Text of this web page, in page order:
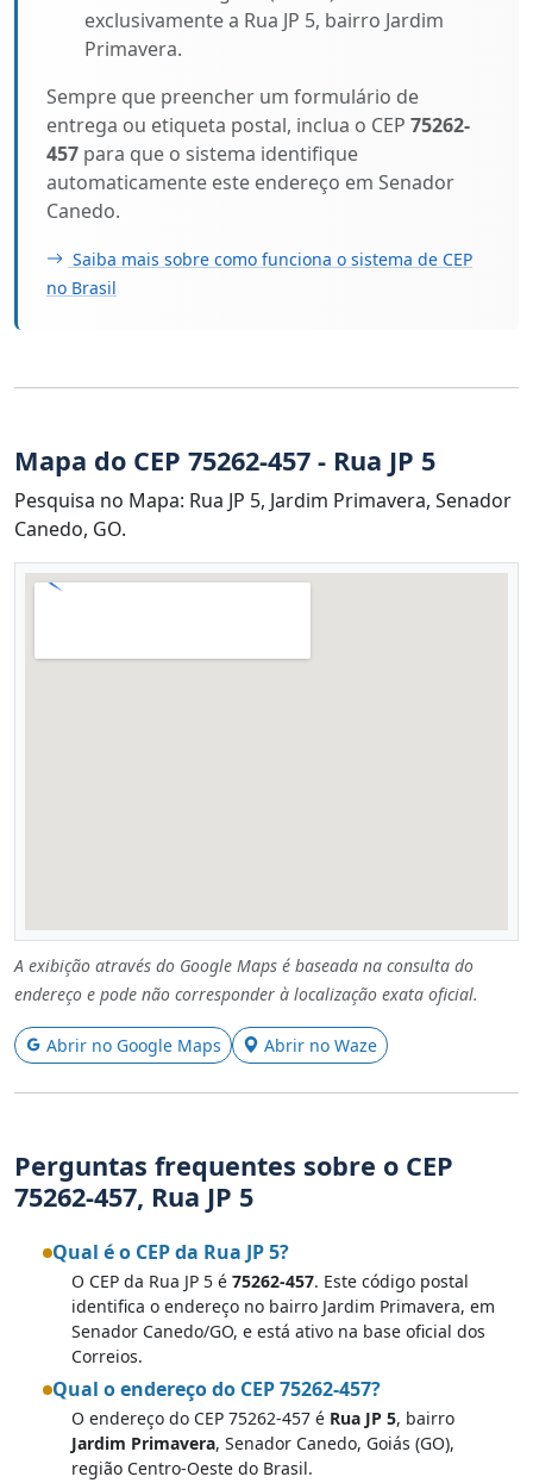
exclusivamente a Rua JP 5, bairro Jardim
Primavera.
Sempre que preencher um formulário de
entrega ou etiqueta postal, inclua o CEP 75262-
457 para que o sistema identifique
automaticamente este endereço em Senador
Canedo.
Saiba mais sobre como funciona o sistema de CEP
no Brasil
Mapa do CEP 75262-457 - Rua JP 5
Pesquisa no Mapa: Rua JP 5, Jardim Primavera, Senador
Canedo, GO.
A exibição através do Google Maps é baseada na consulta do
endereço e pode não corresponder à localização exata oficial.
Abrir no Google Maps Abrir no Waze
Perguntas frequentes sobre o CEP
75262-457, Rua JP 5
Qual é o CEP da Rua JP 5?
O CEP da Rua JP 5 é 75262-457. Este código postal
identifica o endereço no bairro Jardim Primavera, em
Senador Canedo/GO, e está ativo na base oficial dos
Correios.
Qual o endereço do CEP 75262-457?
O endereço do CEP 75262-457 é Rua JP 5, bairro
Jardim Primavera, Senador Canedo, Goiás (GO),
região Centro-Oeste do Brasil.